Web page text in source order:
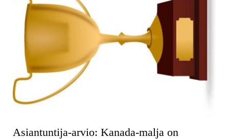
Asiantuntija-arvio: Kanada-malja on